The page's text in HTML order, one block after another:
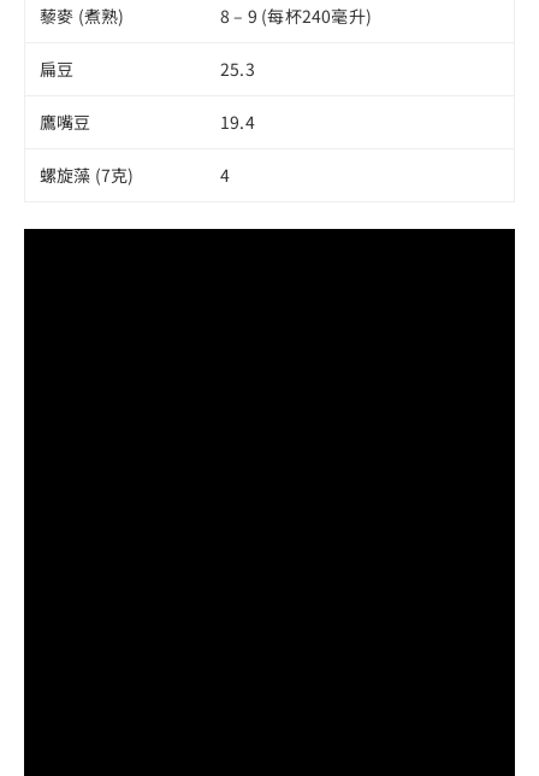
藜麥 (煮熟) 8 – 9 (每杯240毫升)
扁豆 25.3
鷹嘴豆 19.4
螺旋藻 (7克) 4